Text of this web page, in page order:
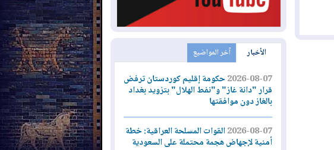
الأخبار آخر المواضيع
2026-08-07حكومة إقليم كوردستان ترفض
قرار "دانة غاز" و"نفط الهلال" بتزويد بغداد
بالغاز دون موافقتها
2026-08-07القوات المسلحة العراقية: خطة
أمنية لإجهاض هجمة محتملة على السعودية